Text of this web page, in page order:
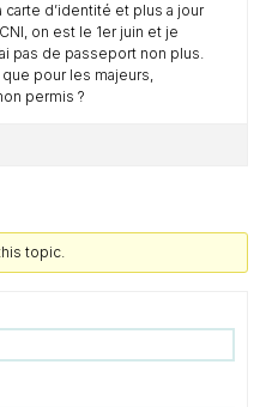
carte d’identité et plus a jour
on est le 1er juin et je
pas de passeport non plus.
pour les majeurs,
permis ?
topic.